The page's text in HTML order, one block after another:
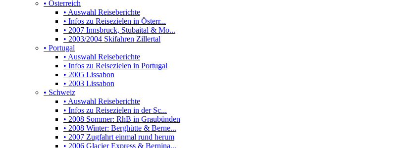
• Österreich
• Auswahl Reiseberichte
• Infos zu Reisezielen in Österr...
• 2007 Innsbruck, Stubaital & Mo...
• 2003/2004 Skifahren Zillertal
• Portugal
• Auswahl Reiseberichte
• Infos zu Reisezielen in Portugal
• 2005 Lissabon
• 2003 Lissabon
• Schweiz
• Auswahl Reiseberichte
• Infos zu Reisezielen in der Sc...
• 2008 Sommer: RhB in Graubünden
• 2008 Winter: Berghütte & Berne...
• 2007 Zugfahrt einmal rund herum
• 2006 Glacier Express & Bernina...